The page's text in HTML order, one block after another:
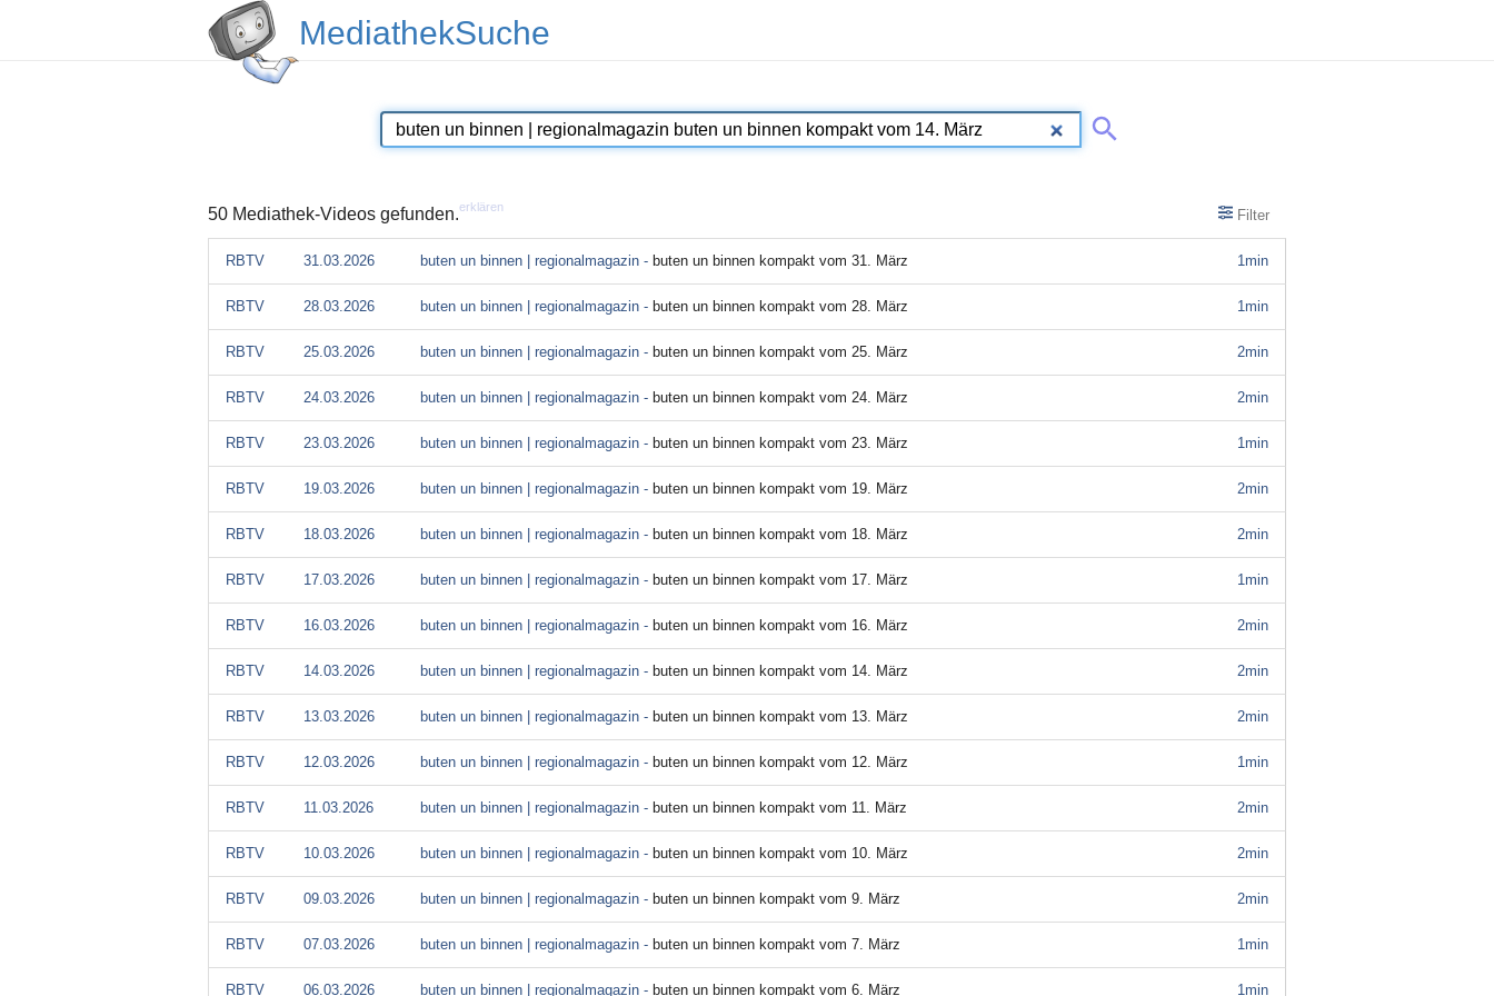
MediathekSuche
50 Mediathek-Videos gefunden.erklären Filter
1min
RBTV 31.03.2026 buten un binnen | regionalmagazin - buten un binnen kompakt vom 31. März
1min
RBTV 28.03.2026 buten un binnen | regionalmagazin - buten un binnen kompakt vom 28. März
2min
RBTV 25.03.2026 buten un binnen | regionalmagazin - buten un binnen kompakt vom 25. März
2min
RBTV 24.03.2026 buten un binnen | regionalmagazin - buten un binnen kompakt vom 24. März
1min
RBTV 23.03.2026 buten un binnen | regionalmagazin - buten un binnen kompakt vom 23. März
2min
RBTV 19.03.2026 buten un binnen | regionalmagazin - buten un binnen kompakt vom 19. März
2min
RBTV 18.03.2026 buten un binnen | regionalmagazin - buten un binnen kompakt vom 18. März
1min
RBTV 17.03.2026 buten un binnen | regionalmagazin - buten un binnen kompakt vom 17. März
2min
RBTV 16.03.2026 buten un binnen | regionalmagazin - buten un binnen kompakt vom 16. März
2min
RBTV 14.03.2026 buten un binnen | regionalmagazin - buten un binnen kompakt vom 14. März
2min
RBTV 13.03.2026 buten un binnen | regionalmagazin - buten un binnen kompakt vom 13. März
1min
RBTV 12.03.2026 buten un binnen | regionalmagazin - buten un binnen kompakt vom 12. März
2min
RBTV 11.03.2026 buten un binnen | regionalmagazin - buten un binnen kompakt vom 11. März
2min
RBTV 10.03.2026 buten un binnen | regionalmagazin - buten un binnen kompakt vom 10. März
2min
RBTV 09.03.2026 buten un binnen | regionalmagazin - buten un binnen kompakt vom 9. März
1min
RBTV 07.03.2026 buten un binnen | regionalmagazin - buten un binnen kompakt vom 7. März
1min
RBTV 06.03.2026 buten un binnen | regionalmagazin - buten un binnen kompakt vom 6. März